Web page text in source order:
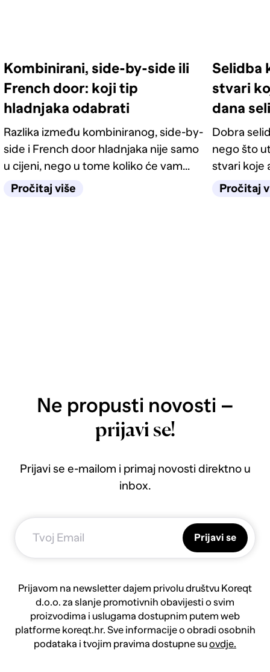
Kombinirani, side-by-side ili
French door: koji tip
hladnjaka odabrati
Razlika između kombiniranog, side-by-
side i French door hladnjaka nije samo
u cijeni, nego u tome koliko će vam
život u kuhinji biti jednostavan
Pročitaj više
Selidba
stvari
dana
Dobra
nego što
stvari koje
selidbe
Pročitaj
Ne propusti novosti –
prijavi se!
Prijavi se e-mailom i primaj novosti direktno u
inbox.
Prijavi se
Prijavom na newsletter dajem privolu društvu Koreqt
d.o.o. za slanje promotivnih obavijesti o svim
proizvodima i uslugama dostupnim putem web
platforme koreqt.hr. Sve informacije o obradi osobnih
podataka i tvojim pravima dostupne suovdje.